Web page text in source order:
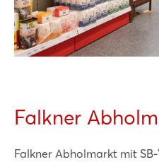
Falkner
Falkner Abholmarkt mit